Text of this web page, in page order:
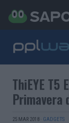
ThiEYE T5
Primavera
25 MAR 2018 · GADGETS